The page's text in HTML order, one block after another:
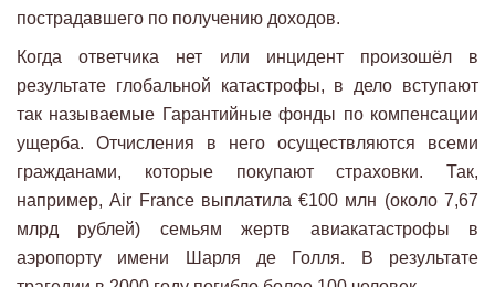
пострадавшего по получению доходов.
Когда ответчика нет или инцидент произошёл в
результате глобальной катастрофы, в дело вступают
так называемые Гарантийные фонды по компенсации
ущерба. Отчисления в него осуществляются всеми
гражданами, которые покупают страховки. Так,
например, Air France выплатила €100 млн (около 7,67
млрд рублей) семьям жертв авиакатастрофы в
аэропорту имени Шарля де Голля. В результате